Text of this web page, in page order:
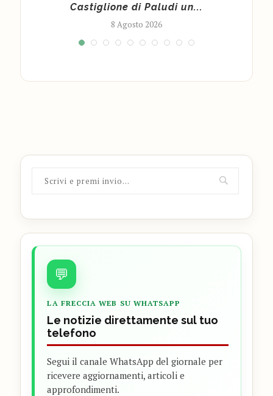
Castiglione di Paludi un...
8 Agosto 2026
💬
LA FRECCIA WEB SU WHATSAPP
Le notizie direttamente sul tuo
telefono
Segui il canale WhatsApp del giornale per
ricevere aggiornamenti, articoli e
approfondimenti.